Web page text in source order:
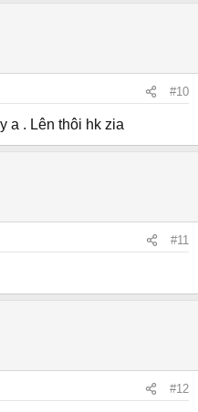
#10
a . Lên thôi hk zia
#11
#12